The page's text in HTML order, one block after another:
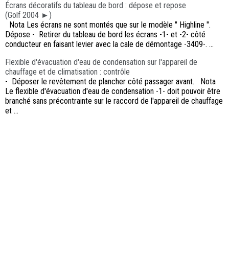
Écrans décoratifs du tableau de bord : dépose et repose
(Golf 2004 ►)
Nota Les écrans ne sont montés que sur le modèle " Highline ".
Dépose - Retirer du tableau de bord les écrans -1- et -2- côté
conducteur en faisant levier avec la cale de démontage -3409-. ...
Flexible d'évacuation d'eau de condensation sur l'appareil de
chauffage et de climatisation : contrôle
- Déposer le revêtement de plancher côté passager avant. Nota
Le flexible d'évacuation d'eau de condensation -1- doit pouvoir être
branché sans précontrainte sur le raccord de l'appareil de chauffage
et ...